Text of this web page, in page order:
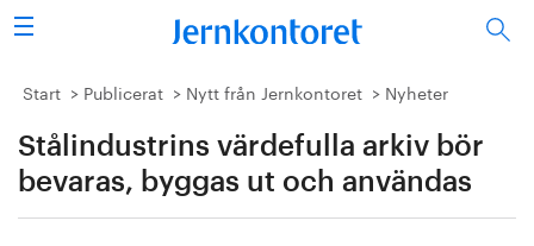
Sök
Stålindustrin
Vision 2050
Start Publicerat Nytt från Jernkontoret Nyheter
Stålindustrins värdefulla arkiv bör
bevaras, byggas ut och användas